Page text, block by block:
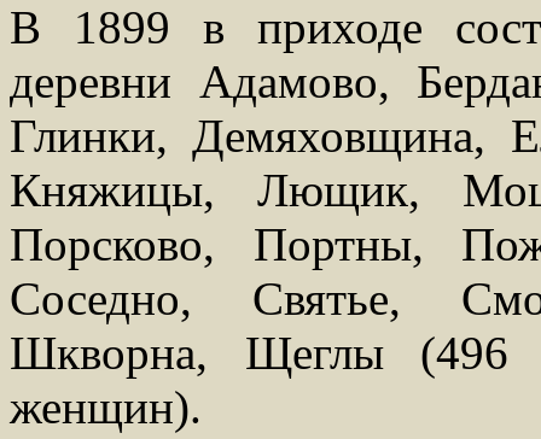
В 1899 в приходе
деревни Адамово,
Глинки, Демяховщина,
Княжицы, Лющик,
Порсково, Портны,
Соседно, Святье,
Шкворна, Щеглы (496
женщин).